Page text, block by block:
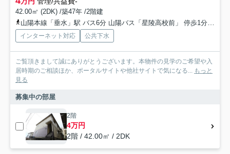
42.00㎡ (2DK) /築47年 /2階建
山陽本線「垂水」駅 バス6分 山陽バス「星陵高校前」 停歩1分
インターネット対応 公共下水
ご覧頂きまして誠にありがとうございます。本物件の見学のご希望や入
居時期のご相談ほか、ポータルサイトや他社サイトで気になる... もっと
見る
募集中の部屋
2階
4万円
2階 / 42.00㎡ / 2DK